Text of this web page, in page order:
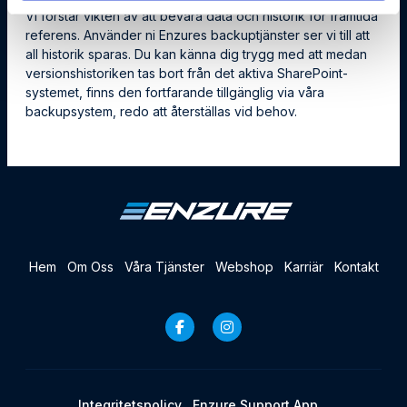
Vi förstår vikten av att bevara data och historik för framtida
referens. Använder ni Enzures backuptjänster ser vi till att
all historik sparas. Du kan känna dig trygg med att medan
versionshistoriken tas bort från det aktiva SharePoint-
systemet, finns den fortfarande tillgänglig via våra
backupsystem, redo att återställas vid behov.
Hem Om Oss Våra Tjänster Webshop Karriär Kontakt